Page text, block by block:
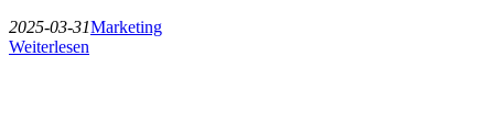
2025-03-31Marketing
Weiterlesen